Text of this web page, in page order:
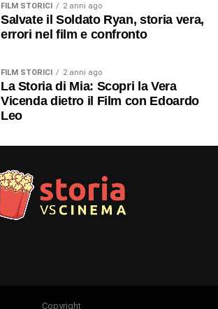
FILM STORICI 2 anni ago
Salvate il Soldato Ryan, storia vera,
errori nel film e confronto
FILM STORICI 2 anni ago
La Storia di Mia: Scopri la Vera
Vicenda dietro il Film con Edoardo
Leo
Copyright